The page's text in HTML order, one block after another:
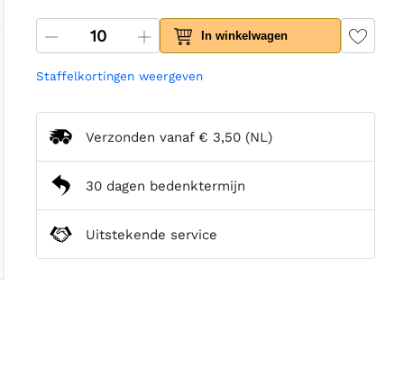
In winkelwagen
Staffelkortingen weergeven
Verzonden vanaf € 3,50 (NL)
30 dagen bedenktermijn
Uitstekende service